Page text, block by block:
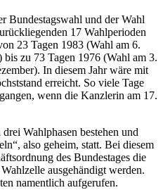
Bundestagswahl und der Wahl
17 Wahlperioden
23 Tagen 1983 (Wahl am 6.
zu 73 Tagen 1976 (Wahl am 3.
In diesem Jahr wäre mit
erreicht. So viele Tage
wenn die Kanzlerin am 17.
Wahlphasen bestehen und
also geheim, statt. Bei diesem
des Bundestages die
ausgehändigt werden.
namentlich aufgerufen.